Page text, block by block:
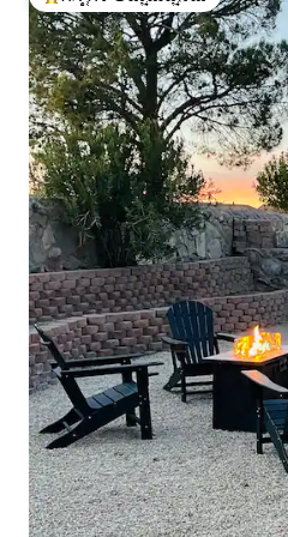
ಗೆಸ್ಟ್‌ಗಳಿಗೆ ಅತಿ ಹೆಚ್ಚು ಅಚ್ಚುಮೆಚ್ಚಿನದು